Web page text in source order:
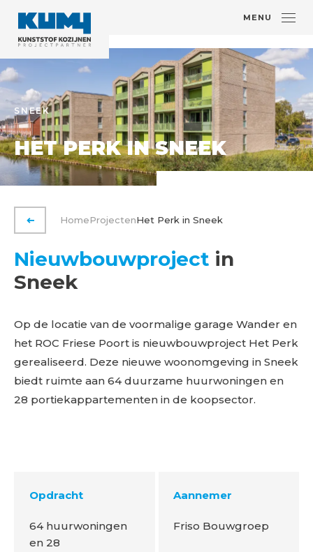
MENU
SNEEK
HET PERK IN SNEEK
VORIGE PAGINA
HomeProjectenHet Perk in Sneek
Nieuwbouwproject in
Sneek
Op de locatie van de voormalige garage Wander en
het ROC Friese Poort is nieuwbouwproject Het Perk
gerealiseerd. Deze nieuwe woonomgeving in Sneek
biedt ruimte aan 64 duurzame huurwoningen en
28 portiekappartementen in de koopsector.
Opdracht
64 huurwoningen
en 28
Aannemer
Friso Bouwgroep